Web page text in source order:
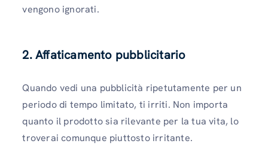
vengono ignorati.
2. Affaticamento pubblicitario
Quando vedi una pubblicità ripetutamente per un
periodo di tempo limitato, ti irriti. Non importa
quanto il prodotto sia rilevante per la tua vita, lo
troverai comunque piuttosto irritante.